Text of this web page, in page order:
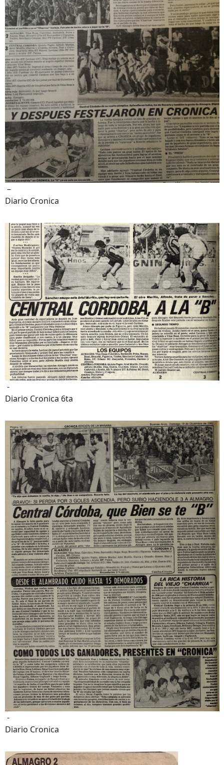
–
Diario Cronica
-
Diario Cronica 6ta
-
Diario Cronica